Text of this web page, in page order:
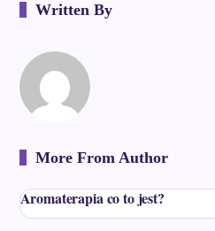
Written By
More From Author
Aromaterapia co to jest?